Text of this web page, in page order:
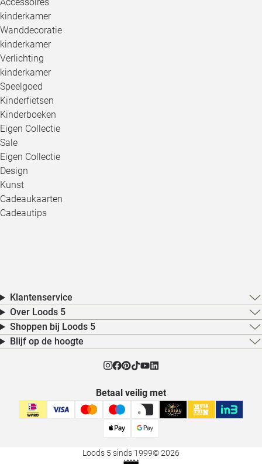
kinderkamer
Wanddecoratie
kinderkamer
Verlichting
kinderkamer
Speelgoed
Kinderfietsen
Kinderboeken
Eigen Collectie
Sale
Eigen Collectie
Design
Kunst
Cadeaukaarten
Cadeautips
Klantenservice
Over Loods 5
Shoppen bij Loods 5
Blijf op de hoogte
Betaal veilig met
Loods 5 sinds 1999© 2026